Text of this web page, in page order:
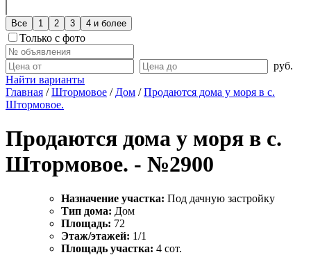
Все 1 2 3 4 и более
Только с фото
руб.
Найти варианты
Главная /Штормовое / Дом /Продаются дома у моря в с.
Штормовое.
Продаются дома у моря в с.
Штормовое. - №2900
Назначение участка: Под дачную застройку
Тип дома: Дом
Площадь: 72
Этаж/этажей: 1/1
Площадь участка: 4 сот.